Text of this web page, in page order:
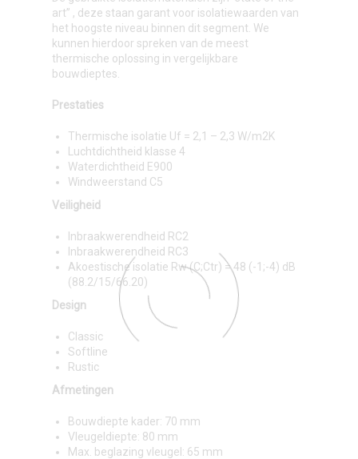
art” , deze staan garant voor isolatiewaarden van
het hoogste niveau binnen dit segment. We
kunnen hierdoor spreken van de meest
thermische oplossing in vergelijkbare
bouwdieptes.
Prestaties
Thermische isolatie Uf = 2,1 – 2,3 W/m2K
Luchtdichtheid klasse 4
Waterdichtheid E900
Windweerstand C5
Veiligheid
Inbraakwerendheid RC2
Inbraakwerendheid RC3
Akoestische isolatie Rw (C;Ctr) = 48 (-1;-4) dB
(88.2/15/66.20)
Design
Classic
Softline
Rustic
Afmetingen
Bouwdiepte kader: 70 mm
Vleugeldiepte: 80 mm
Max. beglazing vleugel: 65 mm